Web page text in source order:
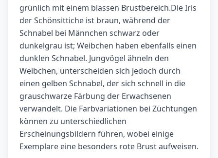
grünlich mit einem blassen Brustbereich.Die Iris
der Schönsittiche ist braun, während der
Schnabel bei Männchen schwarz oder
dunkelgrau ist; Weibchen haben ebenfalls einen
dunklen Schnabel. Jungvögel ähneln den
Weibchen, unterscheiden sich jedoch durch
einen gelben Schnabel, der sich schnell in die
grauschwarze Färbung der Erwachsenen
verwandelt. Die Farbvariationen bei Züchtungen
können zu unterschiedlichen
Erscheinungsbildern führen, wobei einige
Exemplare eine besonders rote Brust aufweisen.